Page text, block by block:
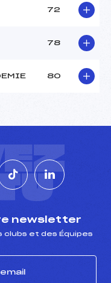
72
78
80
newsletter
clubs et des Équipes